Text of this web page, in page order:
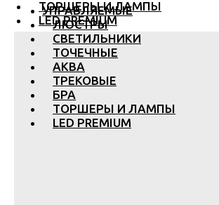
ТОРШЕРЫ И ЛАМПЫ
LED PREMIUM
УПРАВЛЯЕМЫЕ
ЛЮСТРЫ
СВЕТИЛЬНИКИ
ТОЧЕЧНЫЕ
АКВА
ТРЕКОВЫЕ
БРА
ТОРШЕРЫ И ЛАМПЫ
LED PREMIUM